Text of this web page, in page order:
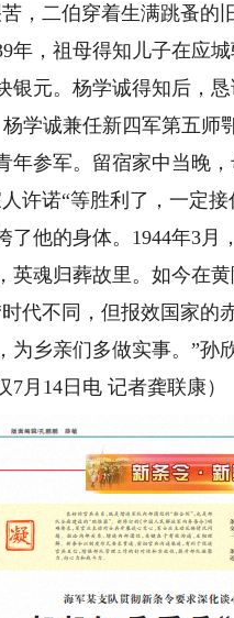
二伯穿着生满跳蚤的
年，祖母得知儿子在应
银元。杨学诚得知后，
诚兼任新四军第五师
年参军。留宿家中当晚
许诺“等胜利了，一定
了他的身体。1944年3月
魂归葬故里。如今在黄
代不同，但报效国家的
为乡亲们多做实事。”孙
14日电 记者龚联康）